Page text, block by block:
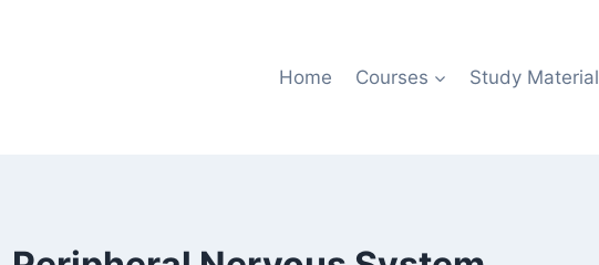
Home Courses Study Material